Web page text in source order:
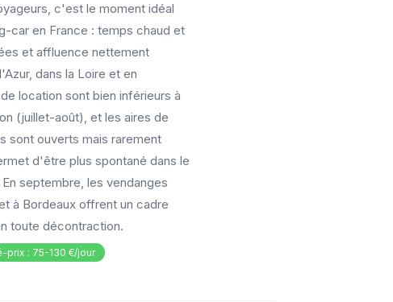
c'est le moment idéal
car en France : temps chaud et
et affluence nettement
dans la Loire et en
location sont bien inférieurs à
(juillet-août), et les aires de
sont ouverts mais rarement
d'être plus spontané dans le
septembre, les vendanges
à Bordeaux offrent un cadre
toute décontraction.
prix : 75-130 €/jour